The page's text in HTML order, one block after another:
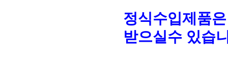
정식수입제품
받으실수 있습